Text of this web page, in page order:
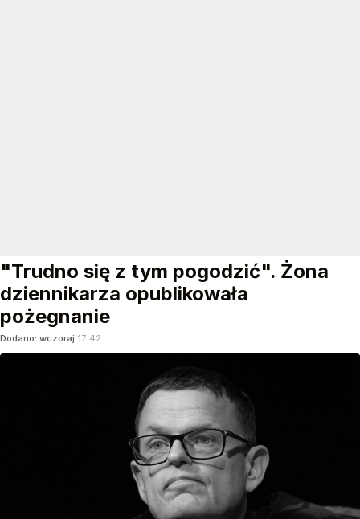
"Trudno się z tym pogodzić". Żona
dziennikarza opublikowała
pożegnanie
Dodano: wczoraj 17:42